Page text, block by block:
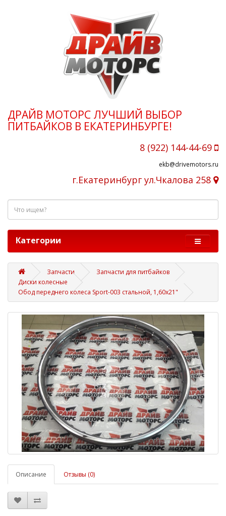
ДРАЙВ МОТОРС ЛУЧШИЙ ВЫБОР
ПИТБАЙКОВ В ЕКАТЕРИНБУРГЕ!
8 (922) 144-44-69
ekb@drivemotors.ru
г.Екатеринбург ул.Чкалова 258
Категории
Запчасти
Запчасти для питбайков
Диски колесные
Обод переднего колеса Sport-003 стальной, 1,60х21"
Описание Отзывы (0)